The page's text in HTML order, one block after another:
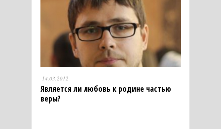
14.03.2012
Является ли любовь к родине частью
веры?